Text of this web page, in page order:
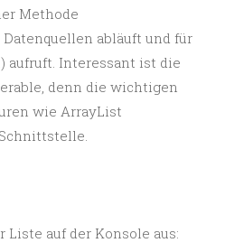
Methode
abläuft und für
aufruft. Interessant ist die
denn die wichtigen
wie ArrayList
Liste auf der Konsole aus: